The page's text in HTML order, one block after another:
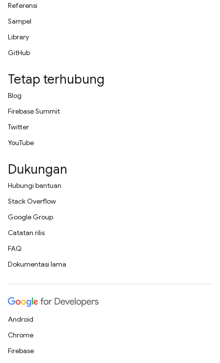
Referensi
Sampel
Library
GitHub
Tetap terhubung
Blog
Firebase Summit
Twitter
YouTube
Dukungan
Hubungi bantuan
Stack Overflow
Google Group
Catatan rilis
FAQ
Dokumentasi lama
Android
Chrome
Firebase